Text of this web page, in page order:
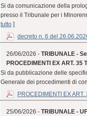
Si da comunicazione della
presso il Tribunale per i
tutto]
decreto n. 6 del
26/06/2026 - TRIBUNALE -
PROCEDIMENTI EX ART.
Si da pubblicazione delle
Generale dei procedimenti di
PROCEDIMENTI EX
25/06/2026 - TRIBUNALE -